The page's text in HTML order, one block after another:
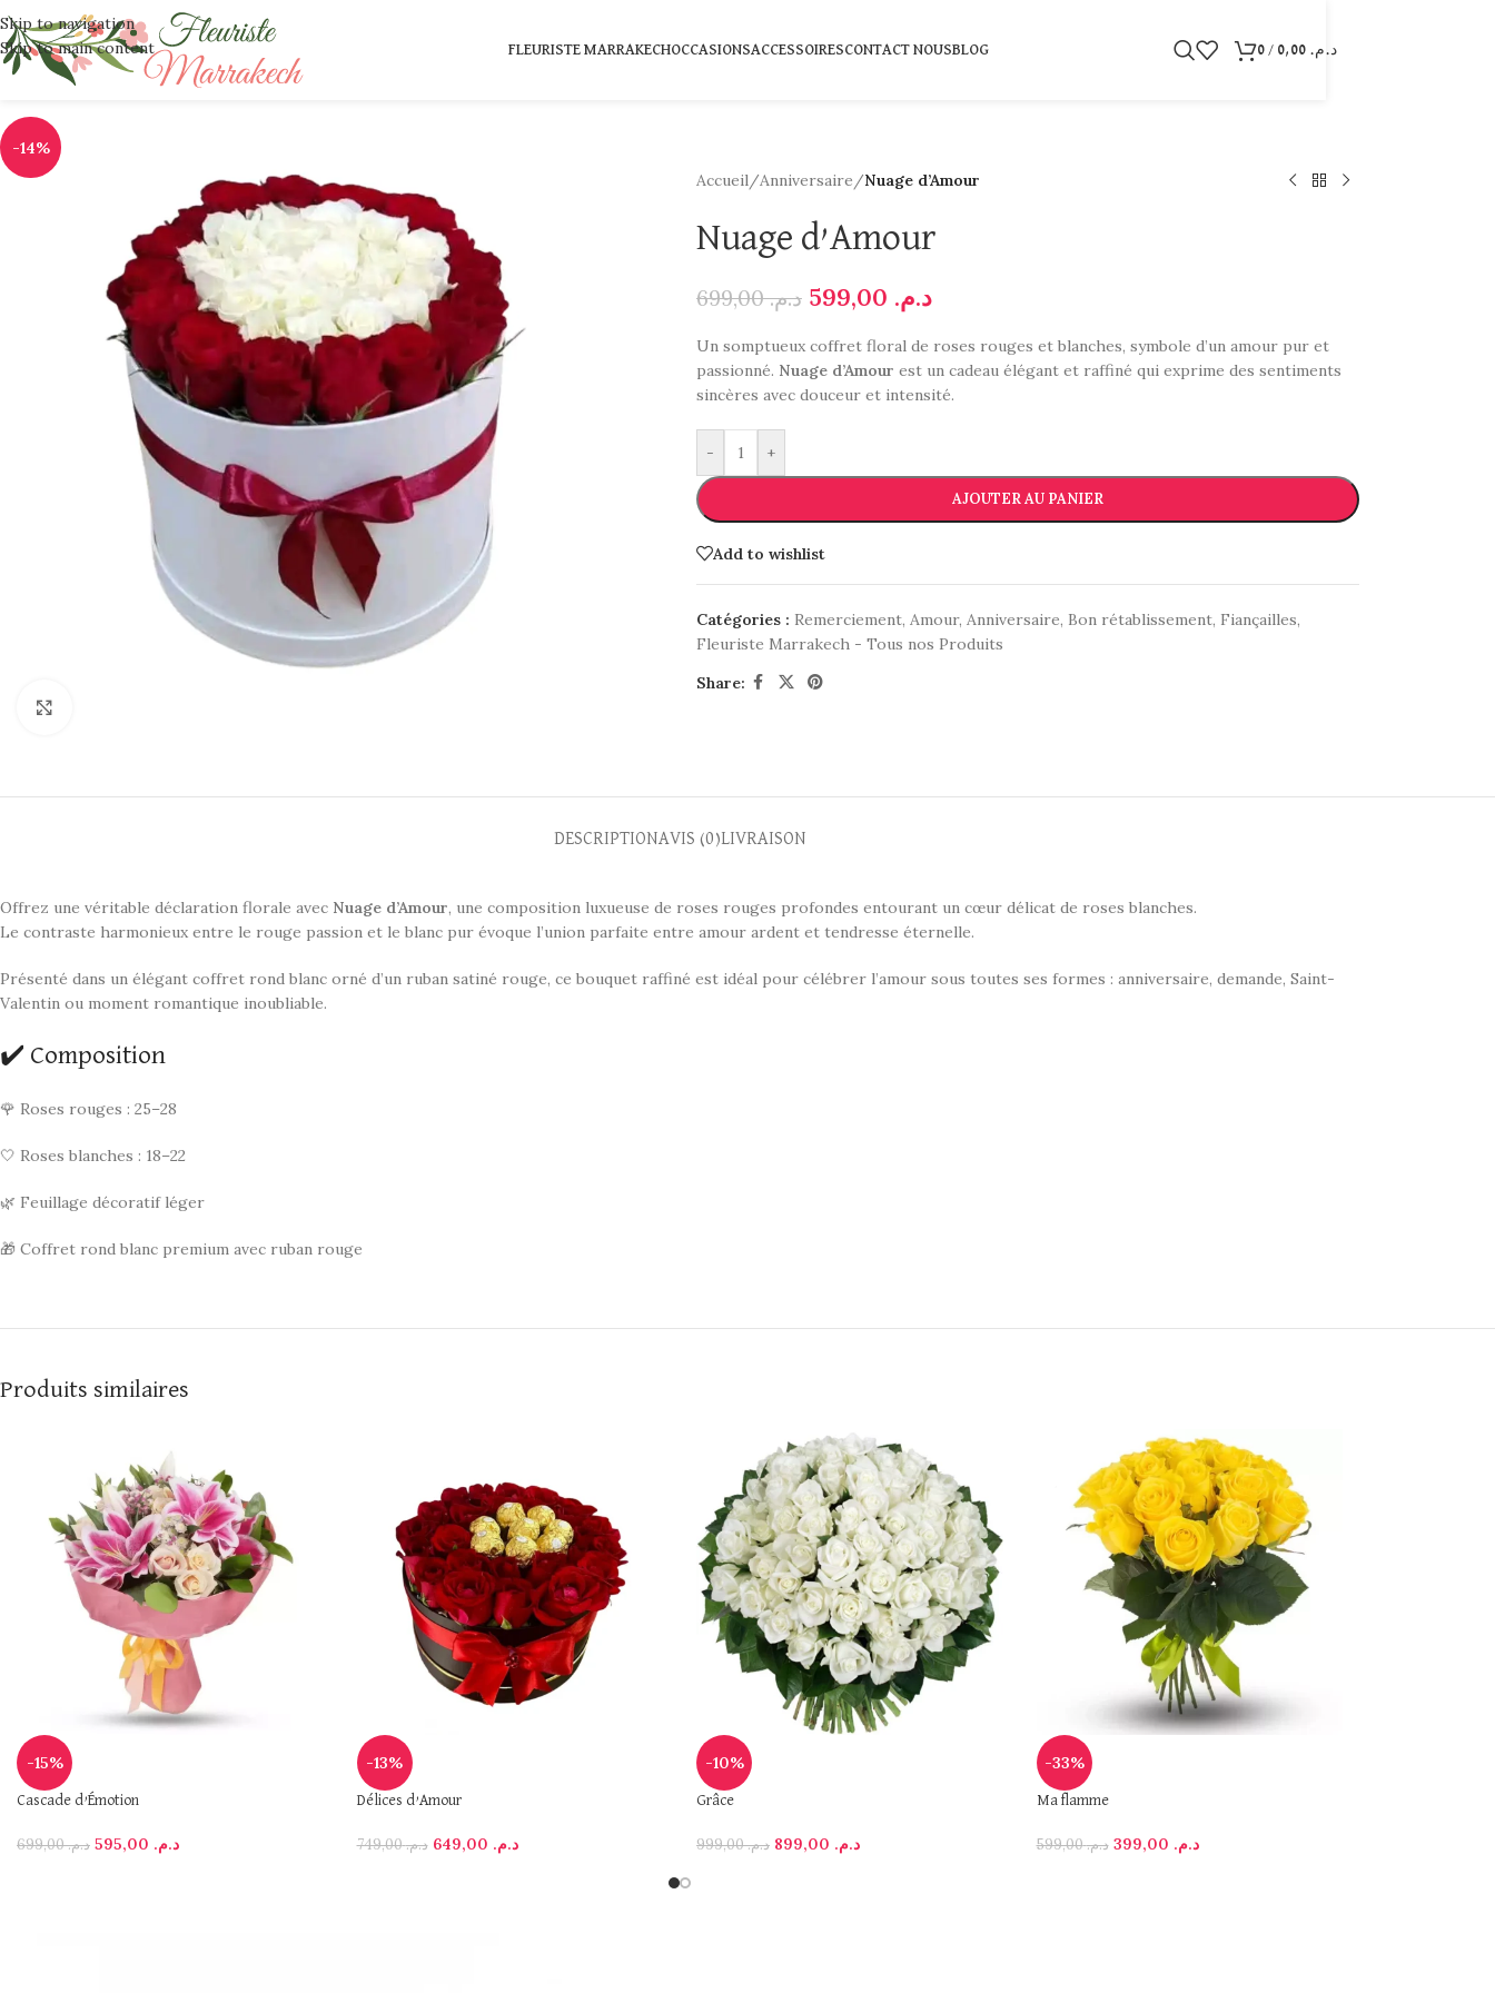
Skip to navigation
Skip to main content
FLEURISTE MARRAKECHOCCASIONSACCESSOIRESCONTACT NOUSBLOG 0 / د.م.
-14%
Accueil/Anniversaire/Nuage d’Amour
Nuage d’Amour
د.م.699,00 د.م.
Un somptueux coffret floral de roses rouges et blanches, symbole d’un amour pur et
passionné. Nuage d’Amour est un cadeau élégant et raffiné qui exprime des sentiments
sincères avec douceur et intensité.
- +
AJOUTER AU PANIER
Add to wishlist
Catégories : Remerciement, Amour, Anniversaire, Bon rétablissement, Fiançailles,
Fleuriste Marrakech - Tous nos Produits
Share:
DESCRIPTIONAVIS (0)LIVRAISON
Offrez une véritable déclaration florale avec Nuage d’Amour, une composition luxueuse de roses rouges profondes entourant un cœur délicat de roses blanches.
Le contraste harmonieux entre le rouge passion et le blanc pur évoque l’union parfaite entre amour ardent et tendresse éternelle.
Présenté dans un élégant coffret rond blanc orné d’un ruban satiné rouge, ce bouquet raffiné est idéal pour célébrer l’amour sous toutes ses formes : anniversaire, demande, Saint-
Valentin ou moment romantique inoubliable.
✔️ Composition
🌹 Roses rouges : 25–28
🤍 Roses blanches : 18–22
🌿 Feuillage décoratif léger
🎁 Coffret rond blanc premium avec ruban rouge
Produits similaires
-15%
Cascade d’Émotion
د.م.699,00 د.م.
-13%
Délices d’Amour
د.م.749,00 د.م.
-10%
Grâce
د.م.999,00 د.م.
-33%
Ma flamme
د.م.599,00 د.م.